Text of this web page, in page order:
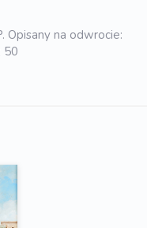
Opisany na odwrocie:
50